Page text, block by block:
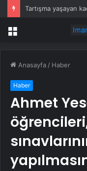
Tartışma yaşayan
Menü
Anasayfa / Haber
Haber
Ahmet